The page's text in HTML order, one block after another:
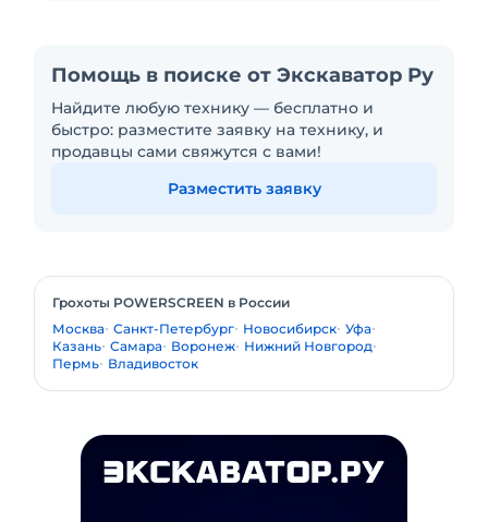
Помощь в поиске от Экскаватор Ру
Найдите любую технику — бесплатно и
быстро: разместите заявку на технику, и
продавцы сами свяжутся с вами!
Разместить заявку
Грохоты POWERSCREEN в России
Москва Санкт-Петербург Новосибирск Уфа
Казань Самара Воронеж Нижний Новгород
Пермь Владивосток